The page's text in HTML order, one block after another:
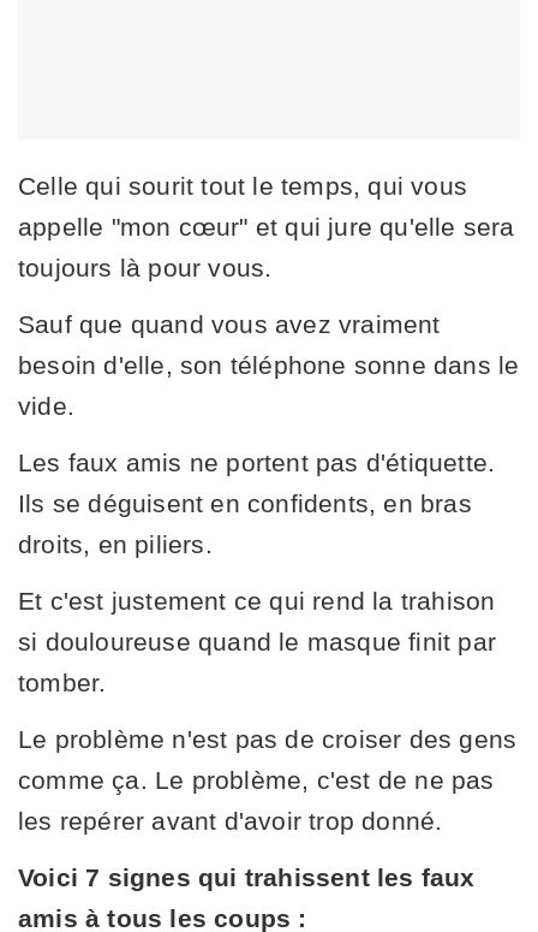
Celle qui sourit tout le temps, qui vous
appelle "mon cœur" et qui jure qu'elle sera
toujours là pour vous.
Sauf que quand vous avez vraiment
besoin d'elle, son téléphone sonne dans le
vide.
Les faux amis ne portent pas d'étiquette.
Ils se déguisent en confidents, en bras
droits, en piliers.
Et c'est justement ce qui rend la trahison
si douloureuse quand le masque finit par
tomber.
Le problème n'est pas de croiser des gens
comme ça. Le problème, c'est de ne pas
les repérer avant d'avoir trop donné.
Voici 7 signes qui trahissent les faux
amis à tous les coups :